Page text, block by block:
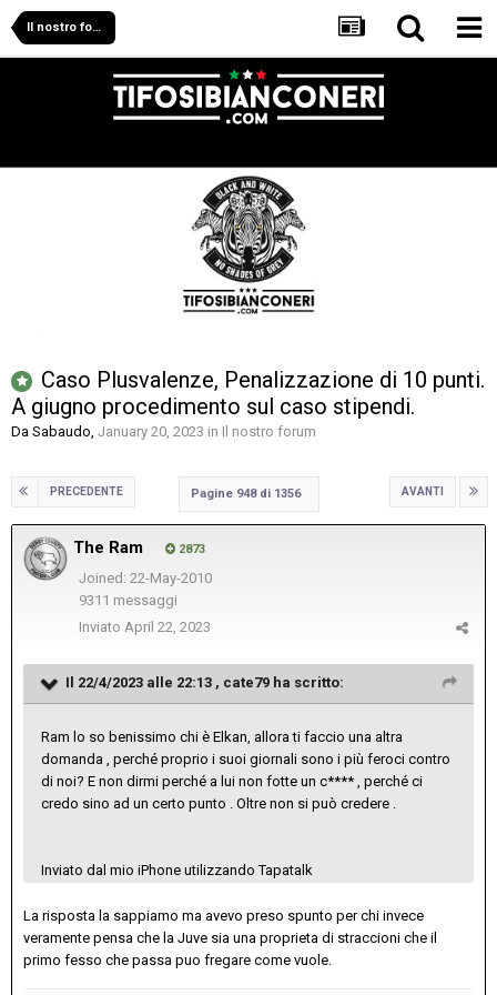
Il nostro forum
Caso Plusvalenze, Penalizzazione di 10 punti.
A giugno procedimento sul caso stipendi.
Da Sabaudo, January 20, 2023 in Il nostro forum
PRECEDENTE AVANTI
Pagine 948 di 1356
The Ram 2873
Joined: 22-May-2010
9311 messaggi
Inviato April 22, 2023
Il 22/4/2023 alle 22:13 , cate79 ha scritto:
Ram lo so benissimo chi è Elkan, allora ti faccio una altra
domanda , perché proprio i suoi giornali sono i più feroci contro
di noi? E non dirmi perché a lui non fotte un c**** , perché ci
credo sino ad un certo punto . Oltre non si può credere .
Inviato dal mio iPhone utilizzando Tapatalk
La risposta la sappiamo ma avevo preso spunto per chi invece
veramente pensa che la Juve sia una proprieta di straccioni che il
primo fesso che passa puo fregare come vuole.